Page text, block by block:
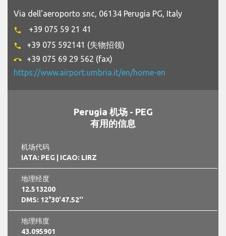
Via dell'aeroporto snc, 06134 Perugia PG, Italy
phone +39 075 59 21 41
phone +39 075 592141 (失物招领)
call_end
+39 075 69 29 562 (fax)
https://www.airport.umbria.it/en/home-en
Perugia 机场 - PEG
有用的信息
机场代码
IATA: PEG
| ICAO: LIRZ
地理经度
12.513200
DMS: 12°30'47.52''
地理纬度
43.095901